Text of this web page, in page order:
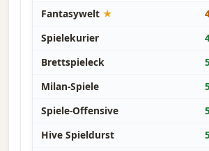
nutzen. Zu diesen Effekten
Positionieren eurer
Auslösen von Kämpfen, das
Kristallen, das Verleihen
passiver Effekte und vieles mehr.
Kampf kommt, nutzt ihr
gleichzeitig Kampfboni zu
Fantasywelt ★
Spielekurier
Brettspieleck
Milan-Spiele
Spiele-Offensive
Hive Spieldurst